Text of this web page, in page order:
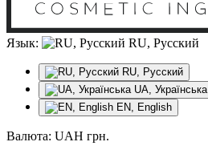
Язык: RU, Русский
RU, Русский
UA, Українська
EN, English
Валюта: UAH грн.